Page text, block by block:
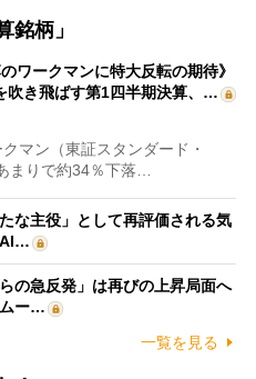
銘柄」
ワークマンに特大反転の期待》
吹き飛ばす第1四半期決算、…
マン（東証スタンダード・
まりで約34％下落…
な主役」として再評価される気
AI…
の急反発」は再びの上昇局面へ
ー…
一覧を見る